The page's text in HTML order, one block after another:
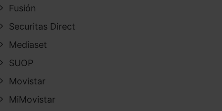
Fusión
Securitas Direct
Mediaset
SUOP
Movistar
MiMovistar